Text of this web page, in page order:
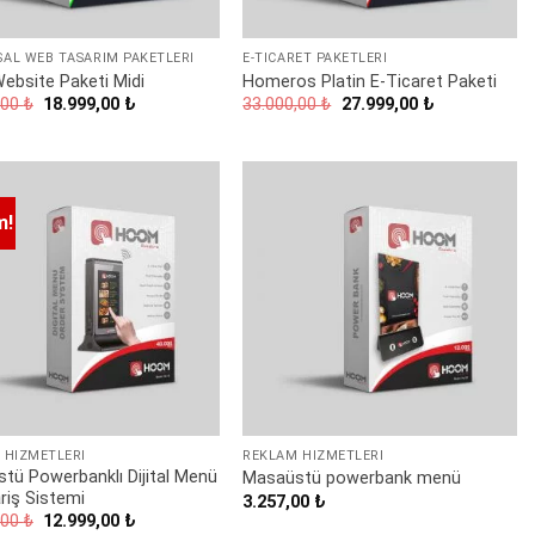
WEB TASARIM PAKETLERI
Paketi Midi
₺ Orijinal
18.999,00 ₺
E-TICARET PAKETLERI
Homeros Platin E-Ticaret Paketi
33.000,00₺ Orijinal
27.999,00 ₺Şu
HIZMETLERI
Powerbanklı Dijital Menü
Sistemi
₺ Orijinal
12.999,00 ₺
REKLAM HIZMETLERI
Masaüstü powerbank menü
3.257,00 ₺